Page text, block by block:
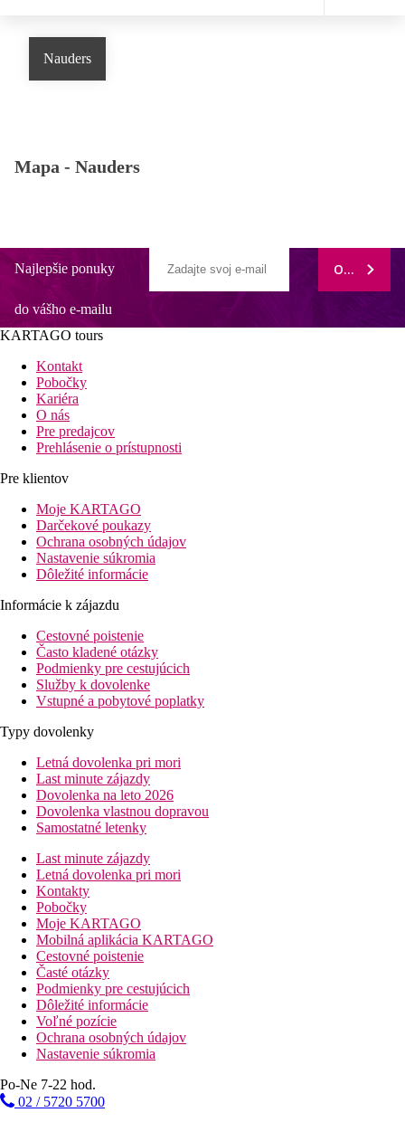
Nauders
Mapa - Nauders
Najlepšie ponuky
do vášho e-mailu
ODOBERAŤ
KARTAGO tours
Kontakt
Pobočky
Kariéra
O nás
Pre predajcov
Prehlásenie o prístupnosti
Pre klientov
Moje KARTAGO
Darčekové poukazy
Ochrana osobných údajov
Nastavenie súkromia
Dôležité informácie
Informácie k zájazdu
Cestovné poistenie
Často kladené otázky
Podmienky pre cestujúcich
Služby k dovolenke
Vstupné a pobytové poplatky
Typy dovolenky
Letná dovolenka pri mori
Last minute zájazdy
Dovolenka na leto 2026
Dovolenka vlastnou dopravou
Samostatné letenky
Last minute zájazdy
Letná dovolenka pri mori
Kontakty
Pobočky
Moje KARTAGO
Mobilná aplikácia KARTAGO
Cestovné poistenie
Časté otázky
Podmienky pre cestujúcich
Dôležité informácie
Voľné pozície
Ochrana osobných údajov
Nastavenie súkromia
Po-Ne 7-22 hod.
02 / 5720 5700